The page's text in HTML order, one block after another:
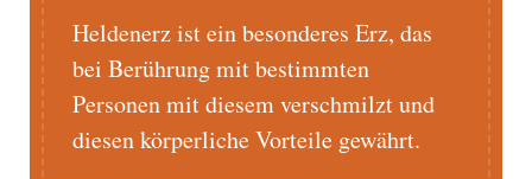
Heldenerz ist ein besonderes Erz, das
bei Berührung mit bestimmten
Personen mit diesem verschmilzt und
diesen körperliche Vorteile gewährt.